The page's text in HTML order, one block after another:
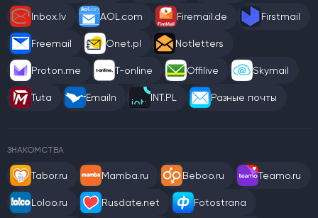
Inbox.lv AOL.com Firemail.de Firstmail
Freemail Onet.pl Notletters
Proton.me T-online Offilive Skymail
Tuta Emailn INT.PL Разные почты
ЗНАКОМСТВА
Tabor.ru Mamba.ru Beboo.ru Teamo.ru
Loloo.ru Rusdate.net Fotostrana